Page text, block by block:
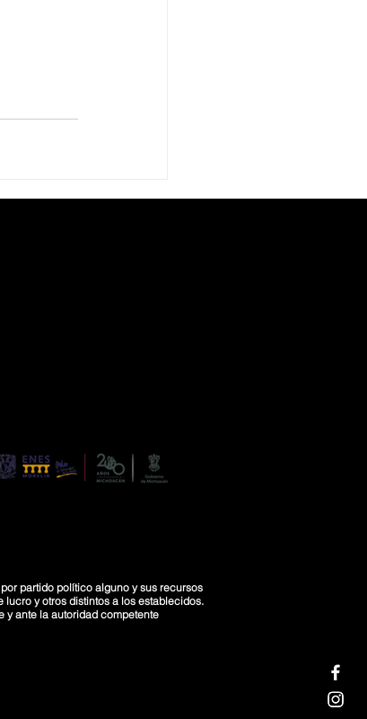
partido político alguno y sus recursos
y otros distintos a los establecidos.
y ante la autoridad competente